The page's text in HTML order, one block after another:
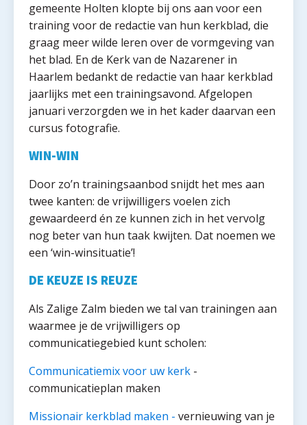
gemeente Holten klopte bij ons aan voor een
training voor de redactie van hun kerkblad, die
graag meer wilde leren over de vormgeving van
het blad. En de Kerk van de Nazarener in
Haarlem bedankt de redactie van haar kerkblad
jaarlijks met een trainingsavond. Afgelopen
januari verzorgden we in het kader daarvan een
cursus fotografie.
WIN-WIN
Door zo’n trainingsaanbod snijdt het mes aan
twee kanten: de vrijwilligers voelen zich
gewaardeerd én ze kunnen zich in het vervolg
nog beter van hun taak kwijten. Dat noemen we
een ‘win-winsituatie’!
DE KEUZE IS REUZE
Als Zalige Zalm bieden we tal van trainingen aan
waarmee je de vrijwilligers op
communicatiegebied kunt scholen:
Communicatiemix voor uw kerk -
communicatieplan maken
Missionair kerkblad maken -vernieuwing van je